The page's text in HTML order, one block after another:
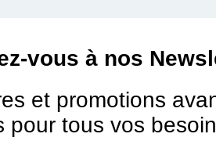
vous à nos
et promotions
pour tous vos